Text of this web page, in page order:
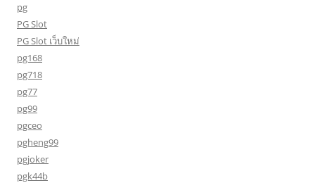
pg
PG Slot
PG Slot เว็บใหม่
pg168
pg718
pg77
pg99
pgceo
pgheng99
pgjoker
pgk44b